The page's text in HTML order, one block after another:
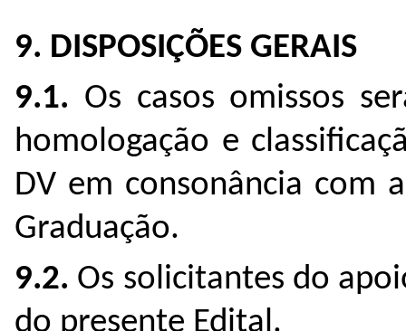
9. DISPOSIÇÕES GERAIS
9.1. Os casos omissos
homologação e
DV em consonância com
Graduação.
9.2. Os solicitantes do
do presente Edital.